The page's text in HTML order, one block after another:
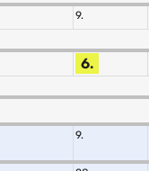
9.
6.
9.